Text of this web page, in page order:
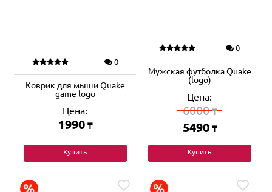
0
Коврик для мыши Quake
game logo
Цена:
1990 ₸
Купить
0
Мужская футболка Quake
(logo)
Цена:
6000₸
5490 ₸
Купить